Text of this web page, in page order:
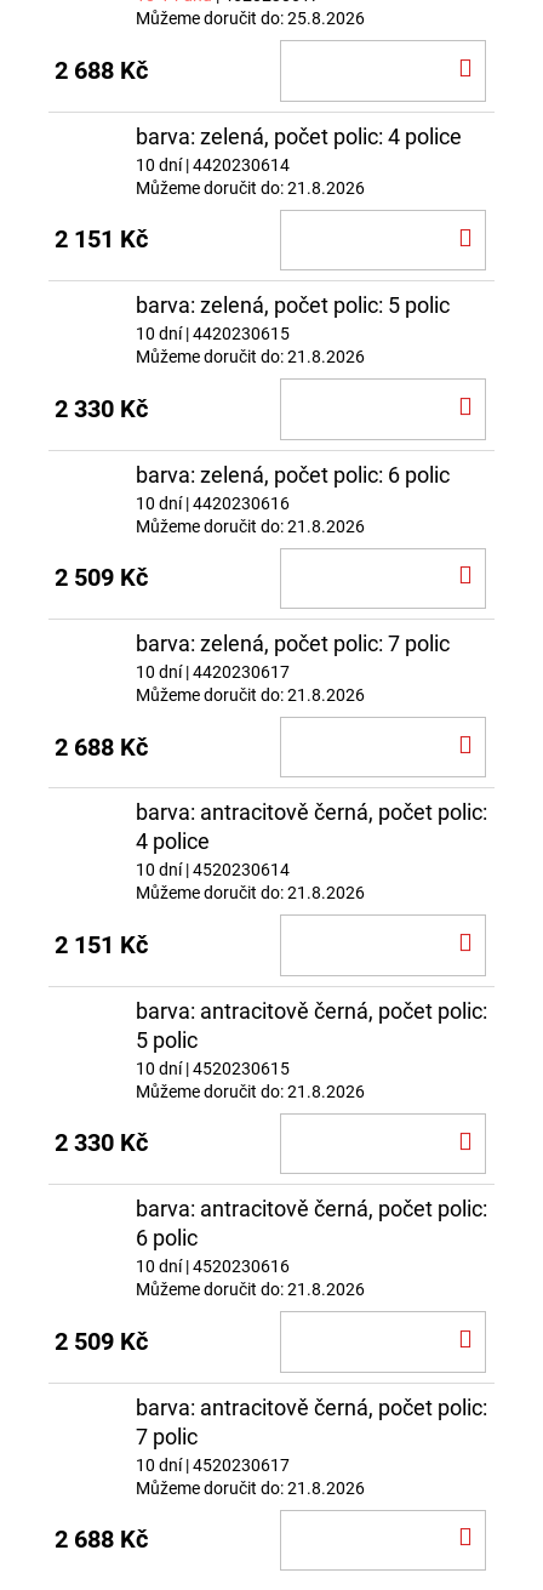
Můžeme doručit do:25.8.2026
2 688 Kč
barva: zelená, počet polic: 4 police
10 dní| 4420230614
Můžeme doručit do:21.8.2026
2 151 Kč
barva: zelená, počet polic: 5 polic
10 dní| 4420230615
Můžeme doručit do:21.8.2026
2 330 Kč
barva: zelená, počet polic: 6 polic
10 dní| 4420230616
Můžeme doručit do:21.8.2026
2 509 Kč
barva: zelená, počet polic: 7 polic
10 dní| 4420230617
Můžeme doručit do:21.8.2026
2 688 Kč
barva: antracitově černá, počet polic:
4 police
10 dní| 4520230614
Můžeme doručit do:21.8.2026
2 151 Kč
barva: antracitově černá, počet polic:
5 polic
10 dní| 4520230615
Můžeme doručit do:21.8.2026
2 330 Kč
barva: antracitově černá, počet polic:
6 polic
10 dní| 4520230616
Můžeme doručit do:21.8.2026
2 509 Kč
barva: antracitově černá, počet polic:
7 polic
10 dní| 4520230617
Můžeme doručit do:21.8.2026
2 688 Kč